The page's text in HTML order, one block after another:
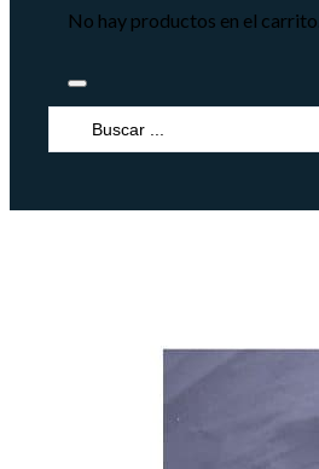
No hay productos en el carrito.
Search
...